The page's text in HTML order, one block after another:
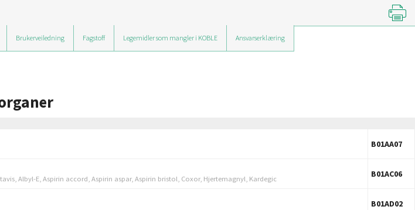
Brukerveiledning Fagstoff Legemidler som mangler i KOBLE Ansvarserklæring
B01AA07
Albyl-E, Aspirin accord, Aspirin aspar, Aspirin bristol, Coxor, Hjertemagnyl, Kardegic B01AC06
B01AD02